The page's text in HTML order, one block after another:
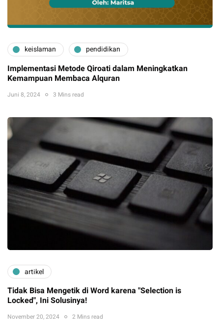
keislaman pendidikan
Implementasi Metode Qiroati dalam Meningkatkan
Kemampuan Membaca Alquran
Juni 8, 2024 3 Mins read
artikel
Tidak Bisa Mengetik di Word karena "Selection is
Locked", Ini Solusinya!
November 20, 2024 2 Mins read